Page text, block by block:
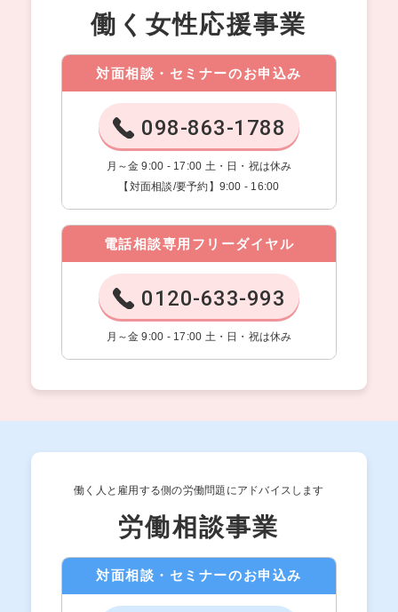
働く女性応援事業
対面相談・セミナーのお申込み
098-863-1788
月～金 9:00 - 17:00 土・日・祝は休み
【対面相談/要予約】9:00 - 16:00
電話相談専用フリーダイヤル
0120-633-993
月～金 9:00 - 17:00 土・日・祝は休み
働く人と雇用する側の労働問題にアドバイスします
労働相談事業
対面相談・セミナーのお申込み